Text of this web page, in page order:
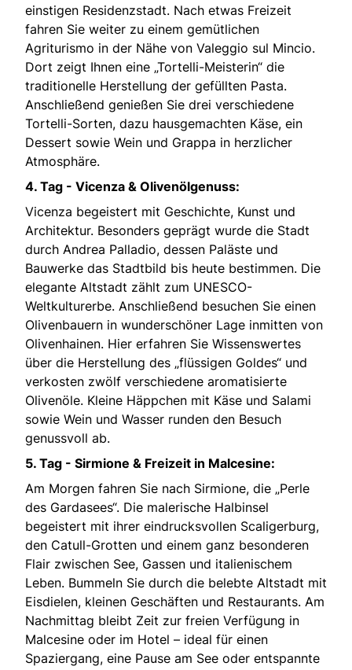
einstigen Residenzstadt. Nach etwas Freizeit
fahren Sie weiter zu einem gemütlichen
Agriturismo in der Nähe von Valeggio sul Mincio.
Dort zeigt Ihnen eine „Tortelli-Meisterin“ die
traditionelle Herstellung der gefüllten Pasta.
Anschließend genießen Sie drei verschiedene
Tortelli-Sorten, dazu hausgemachten Käse, ein
Dessert sowie Wein und Grappa in herzlicher
Atmosphäre.
4. Tag - Vicenza & Olivenölgenuss:
Vicenza begeistert mit Geschichte, Kunst und
Architektur. Besonders geprägt wurde die Stadt
durch Andrea Palladio, dessen Paläste und
Bauwerke das Stadtbild bis heute bestimmen. Die
elegante Altstadt zählt zum UNESCO-
Weltkulturerbe. Anschließend besuchen Sie einen
Olivenbauern in wunderschöner Lage inmitten von
Olivenhainen. Hier erfahren Sie Wissenswertes
über die Herstellung des „flüssigen Goldes“ und
verkosten zwölf verschiedene aromatisierte
Olivenöle. Kleine Häppchen mit Käse und Salami
sowie Wein und Wasser runden den Besuch
genussvoll ab.
5. Tag - Sirmione & Freizeit in Malcesine:
Am Morgen fahren Sie nach Sirmione, die „Perle
des Gardasees“. Die malerische Halbinsel
begeistert mit ihrer eindrucksvollen Scaligerburg,
den Catull-Grotten und einem ganz besonderen
Flair zwischen See, Gassen und italienischem
Leben. Bummeln Sie durch die belebte Altstadt mit
Eisdielen, kleinen Geschäften und Restaurants. Am
Nachmittag bleibt Zeit zur freien Verfügung in
Malcesine oder im Hotel – ideal für einen
Spaziergang, eine Pause am See oder entspannte